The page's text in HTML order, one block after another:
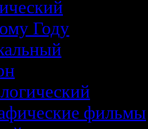
Году
фильмы